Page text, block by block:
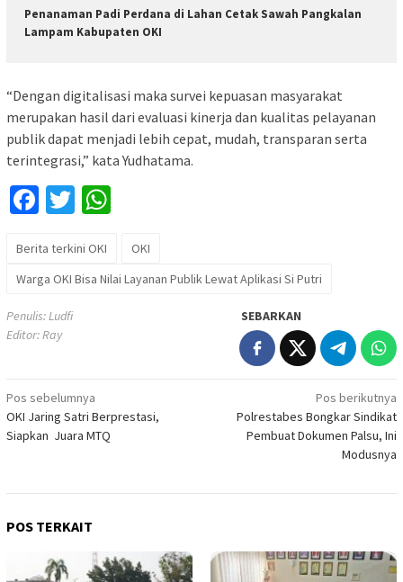
Penanaman Padi Perdana di Lahan Cetak Sawah Pangkalan
Lampam Kabupaten OKI
“Dengan digitalisasi maka survei kepuasan masyarakat
merupakan hasil dari evaluasi kinerja dan kualitas pelayanan
publik dapat menjadi lebih cepat, mudah, transparan serta
terintegrasi,” kata Yudhatama.
Facebook
Twitter
Berita terkini OKI
OKI
Warga OKI Bisa Nilai Layanan Publik Lewat Aplikasi Si Putri
Penulis: Ludfi
Editor: Ray
SEBARKAN
Navigasi
pos
Pos sebelumnya
OKI Jaring Satri Berprestasi,
Siapkan Juara MTQ
Pos berikutnya
Polrestabes Bongkar Sindikat
Pembuat Dokumen Palsu, Ini
Modusnya
POS TERKAIT